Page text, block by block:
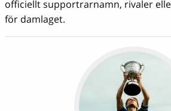
officiellt supportrarnamn, rivaler
för damlaget.